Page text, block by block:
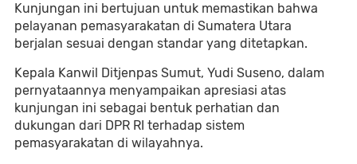
Kunjungan ini bertujuan untuk memastikan bahwa
pelayanan pemasyarakatan di Sumatera Utara
berjalan sesuai dengan standar yang ditetapkan.
Kepala Kanwil Ditjenpas Sumut, Yudi Suseno, dalam
pernyataannya menyampaikan apresiasi atas
kunjungan ini sebagai bentuk perhatian dan
dukungan dari DPR RI terhadap sistem
pemasyarakatan di wilayahnya.